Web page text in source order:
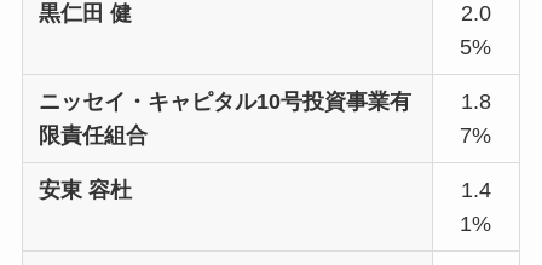
黒仁田 健
2.0
5%
ニッセイ・キャピタル10号投資事業有
限責任組合
1.8
7%
安東 容杜
1.4
1%